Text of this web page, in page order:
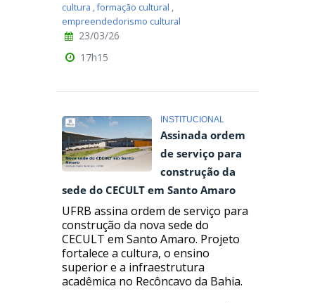
cultura ,formação cultural ,
empreendedorismo cultural
23/03/26
17h15
INSTITUCIONAL
Assinada ordem
de serviço para
construção da
sede do CECULT em Santo Amaro
UFRB assina ordem de serviço para
construção da nova sede do
CECULT em Santo Amaro. Projeto
fortalece a cultura, o ensino
superior e a infraestrutura
acadêmica no Recôncavo da Bahia.